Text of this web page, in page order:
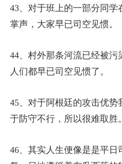
43、对于班上的一部分同
掌声，大家早已司空见惯。
44、村外那条河流已经被污
人们都早已司空见惯了。
45、对于阿根廷的攻击优势
于防守不行，所以很难取胜。
46、其实人生便像是是平日